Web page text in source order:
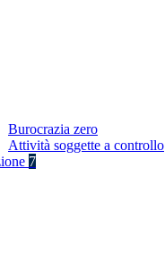
Burocrazia zero
Attività soggette a controllo
7